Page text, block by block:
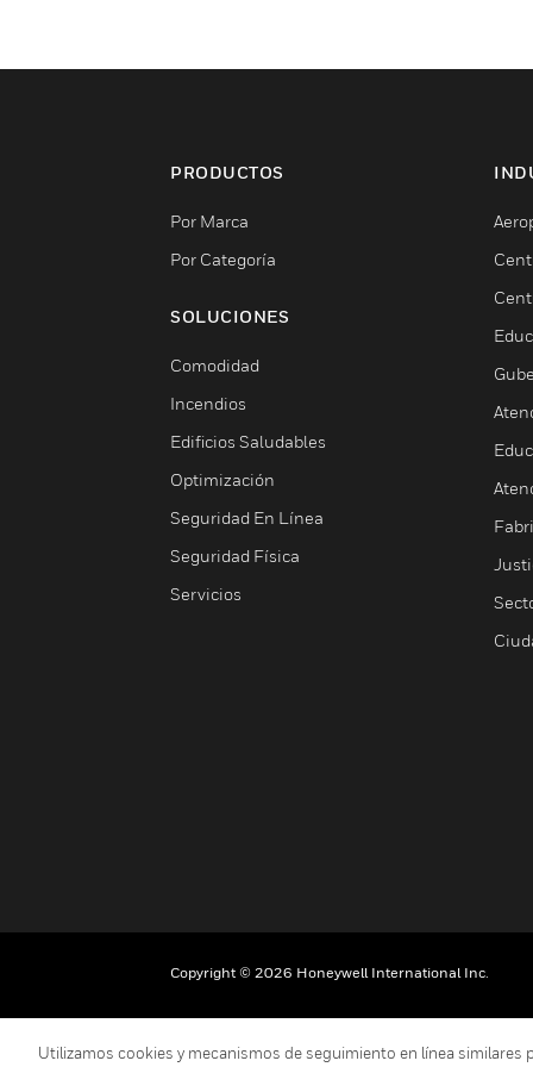
PRODUCTOS
Por Marca
Por Categoría
SOLUCIONES
Comodidad
Incendios
Edificios Saludables
Optimización
Seguridad En Línea
Seguridad Física
Servicios
Copyright © 2026 Honeywell International Inc.
Utilizamos cookies y mecanismos de seguimiento en línea